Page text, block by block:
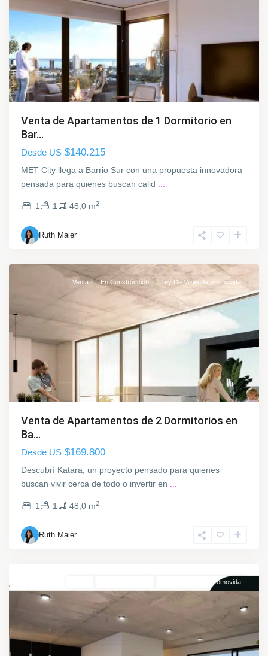
Venta de Apartamentos de 1 Dormitorio en
Bar...
Desde US $140.215
MET City llega a Barrio Sur con una propuesta innovadora
pensada para quienes buscan calid
1 1 48,0 m2
Ruth Maier
r
i
o
S
u
r
n
t
e
i
e
Venta En Construcción Ley De Vivienda Promovida
Venta de Apartamentos de 2 Dormitorios en
Ba...
Desde US $169.800
Descubrí Katara, un proyecto pensado para quienes
buscan vivir cerca de todo o invertir en
1 1 48,0 m2
Ruth Maier
r
r
n
t
e
i
e
Ley De Vivienda Promovida